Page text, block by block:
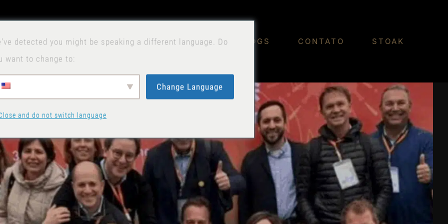
BLOGS CONTATO STOAK
detected you might be speaking a different language. Do
want to change to:
Change Language
and do not switch language